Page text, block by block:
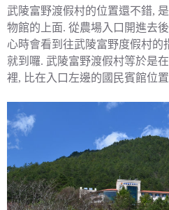
武陵富野渡假村的位置還不錯,
物館的上面. 從農場入口開進去
心時會看到往武陵富野度假村的
就到囉. 武陵富野渡假村等於是
裡, 比在入口左邊的國民賓館位